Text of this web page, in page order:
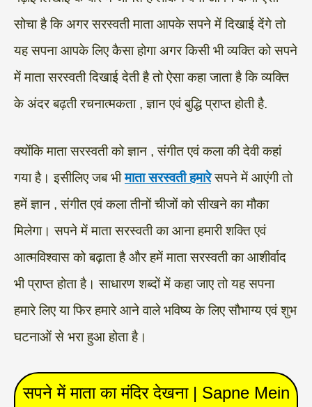
सोचा है कि अगर सरस्वती माता आपके सपने में दिखाई देंगे तो
यह सपना आपके लिए कैसा होगा अगर किसी भी व्यक्ति को सपने
में माता सरस्वती दिखाई देती है तो ऐसा कहा जाता है कि व्यक्ति
के अंदर बढ़ती रचनात्मकता , ज्ञान एवं बुद्धि प्राप्त होती है.
क्योंकि माता सरस्वती को ज्ञान , संगीत एवं कला की देवी कहां
गया है। इसीलिए जब भीमाता सरस्वती हमारेसपने में आएंगी तो
हमें ज्ञान , संगीत एवं कला तीनों चीजों को सीखने का मौका
मिलेगा। सपने में माता सरस्वती का आना हमारी शक्ति एवं
आत्मविश्वास को बढ़ाता है और हमें माता सरस्वती का आशीर्वाद
भी प्राप्त होता है। साधारण शब्दों में कहा जाए तो यह सपना
हमारे लिए या फिर हमारे आने वाले भविष्य के लिए सौभाग्य एवं शुभ
घटनाओं से भरा हुआ होता है।
सपने में माता का मंदिर देखना | Sapne Mein